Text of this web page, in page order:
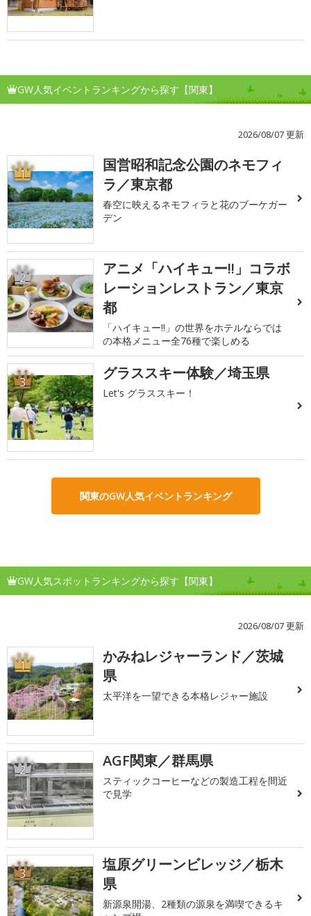
GW人気イベントランキングから探す【関東】
2026/08/07 更新
1
国営昭和記念公園のネモフィ
ラ／東京都
春空に映えるネモフィラと花のブーケガー
デン
2
アニメ「ハイキュー!!」コラボ
レーションレストラン／東京
都
「ハイキュー!!」の世界をホテルならでは
の本格メニュー全76種で楽しめる
3 グラススキー体験／埼玉県
Let's グラススキー！
関東のGW人気イベントランキング
GW人気スポットランキングから探す【関東】
2026/08/07 更新
1
かみねレジャーランド／茨城
県
太平洋を一望できる本格レジャー施設
2 AGF関東／群馬県
スティックコーヒーなどの製造工程を間近
で見学
3
塩原グリーンビレッジ／栃木
県
新源泉開湯、2種類の源泉を満喫できるキ